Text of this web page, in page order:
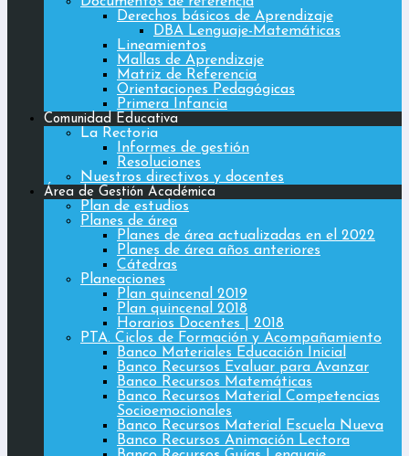
Derechos básicos de Aprendizaje
DBA Lenguaje-Matemáticas
Lineamientos
Mallas de Aprendizaje
Matriz de Referencia
Orientaciones Pedagógicas
Primera Infancia
Comunidad Educativa
La Rectoria
Informes de gestión
Resoluciones
Nuestros directivos y docentes
Área de Gestión Académica
Plan de estudios
Planes de área
Planes de área actualizadas en el 2022
Planes de área años anteriores
Cátedras
Planeaciones
Plan quincenal 2019
Plan quincenal 2018
Horarios Docentes | 2018
PTA. Ciclos de Formación y Acompañamiento
Banco Materiales Educación Inicial
Banco Recursos Evaluar para Avanzar
Banco Recursos Matemáticas
Banco Recursos Material Competencias
Socioemocionales
Banco Recursos Material Escuela Nueva
Banco Recursos Animación Lectora